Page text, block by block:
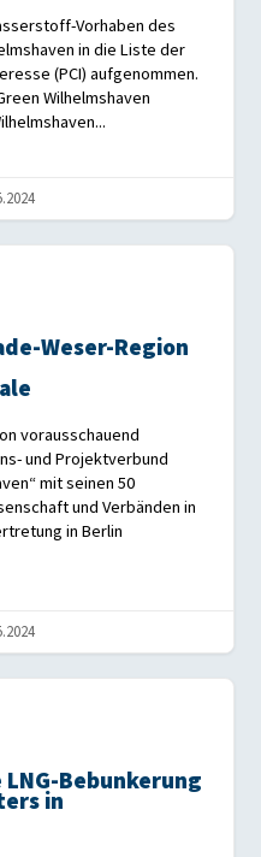
Vorhaben des
in die Liste der
(PCI) aufgenommen.
Wilhelmshaven
Weser-Region
vorausschauend
und Projektverbund
mit seinen 50
und Verbänden in
in Berlin
Bebunkerung
in